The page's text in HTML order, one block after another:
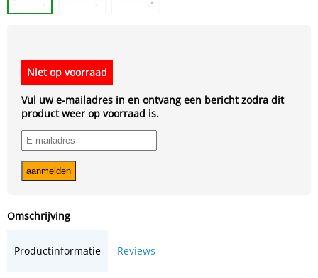
Niet op voorraad
Vul uw e-mailadres in en ontvang een bericht zodra dit
product weer op voorraad is.
Omschrijving
Productinformatie Reviews